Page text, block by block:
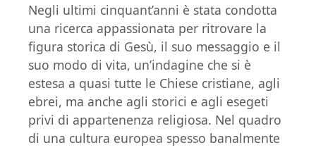
Negli ultimi cinquant’anni è stata condotta
una ricerca appassionata per ritrovare la
figura storica di Gesù, il suo messaggio e il
suo modo di vita, un’indagine che si è
estesa a quasi tutte le Chiese cristiane, agli
ebrei, ma anche agli storici e agli esegeti
privi di appartenenza religiosa. Nel quadro
di una cultura europea spesso banalmente